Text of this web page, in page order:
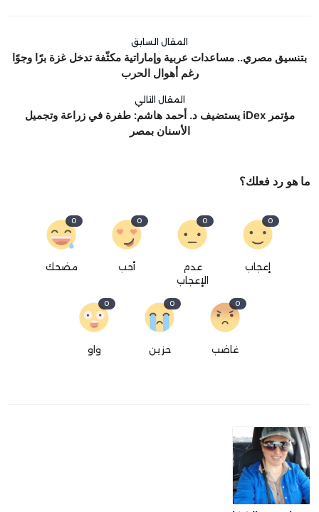
المقال السابق
بتنسيق مصري.. مساعدات عربية وإماراتية مكثّفة تدخل غزة برًا وجوًا
رغم أهوال الحرب
المقال التالي
مؤتمر iDex يستضيف د. أحمد هاشم: طفرة في زراعة وتجميل
الأسنان بمصر
ما هو رد فعلك؟
إعجاب
0
عدم
الإعجاب
0
أحب
0
مضحك
0
غاضب
0
حزين
0
واو
0